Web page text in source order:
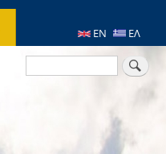
Αναζήτηση
EN ΕΛ